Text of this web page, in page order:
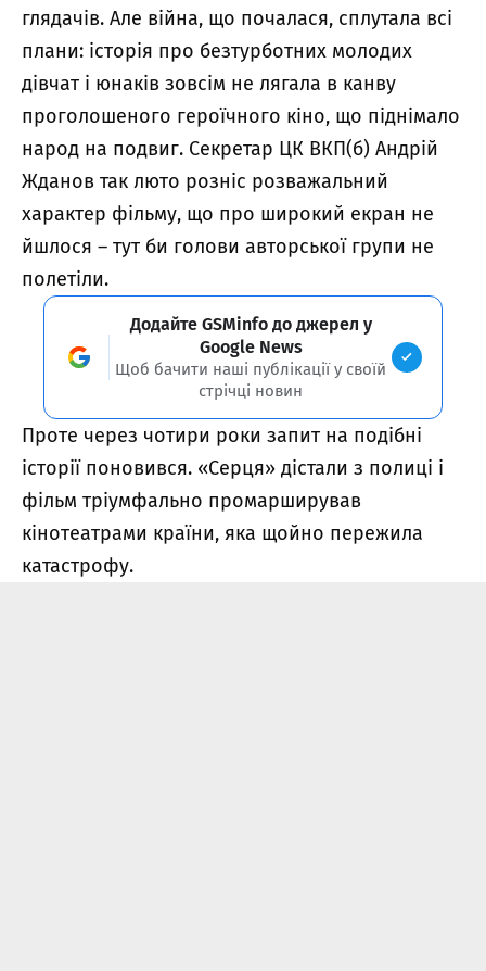
глядачів. Але війна, що почалася, сплутала всі
плани: історія про безтурботних молодих
дівчат і юнаків зовсім не лягала в канву
проголошеного героїчного кіно, що піднімало
народ на подвиг. Секретар ЦК ВКП(б) Андрій
Жданов так люто розніс розважальний
характер фільму, що про широкий екран не
йшлося – тут би голови авторської групи не
полетіли.
Додайте GSMinfo до джерел у
Google News
Щоб бачити наші публікації у своїй
стрічці новин
Проте через чотири роки запит на подібні
історії поновився. «Серця» дістали з полиці і
фільм тріумфально промарширував
кінотеатрами країни, яка щойно пережила
катастрофу.